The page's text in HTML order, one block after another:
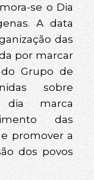
se o Dia
A data
das
por marcar
Grupo de
sobre
dia marca
das
promover a
dos povos